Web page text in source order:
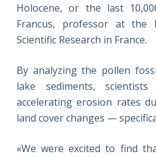
Holocene, or the last
Francus, professor at the
Scientific Research in France.
By analyzing the pollen
lake sediments,
accelerating erosion rates
land cover changes —
«We were excited to find